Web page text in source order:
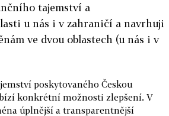
tajemství a
u nás i v zahraničí a navrhuji
ve dvou oblastech (u nás i v
poskytovaného Českou
konkrétní možnosti zlepšení. V
úplnější a transparentnější